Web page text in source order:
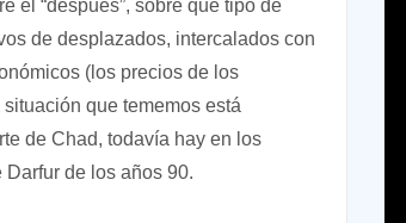
el “después”, sobre qué tipo de
de desplazados, intercalados con
(los precios de los
que tememos está
de Chad, todavía hay en los
de los años 90.